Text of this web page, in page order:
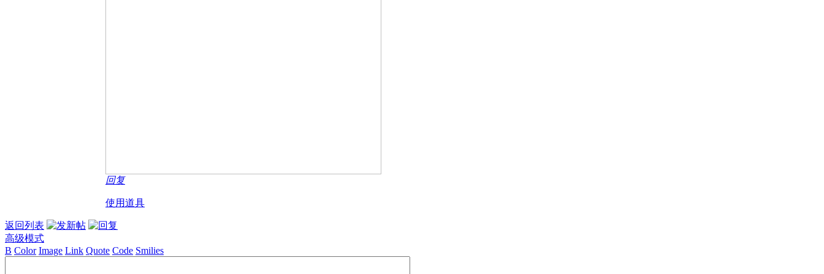
回复
使用道具
返回列表
高级模式
B Color Image Link Quote Code Smilies